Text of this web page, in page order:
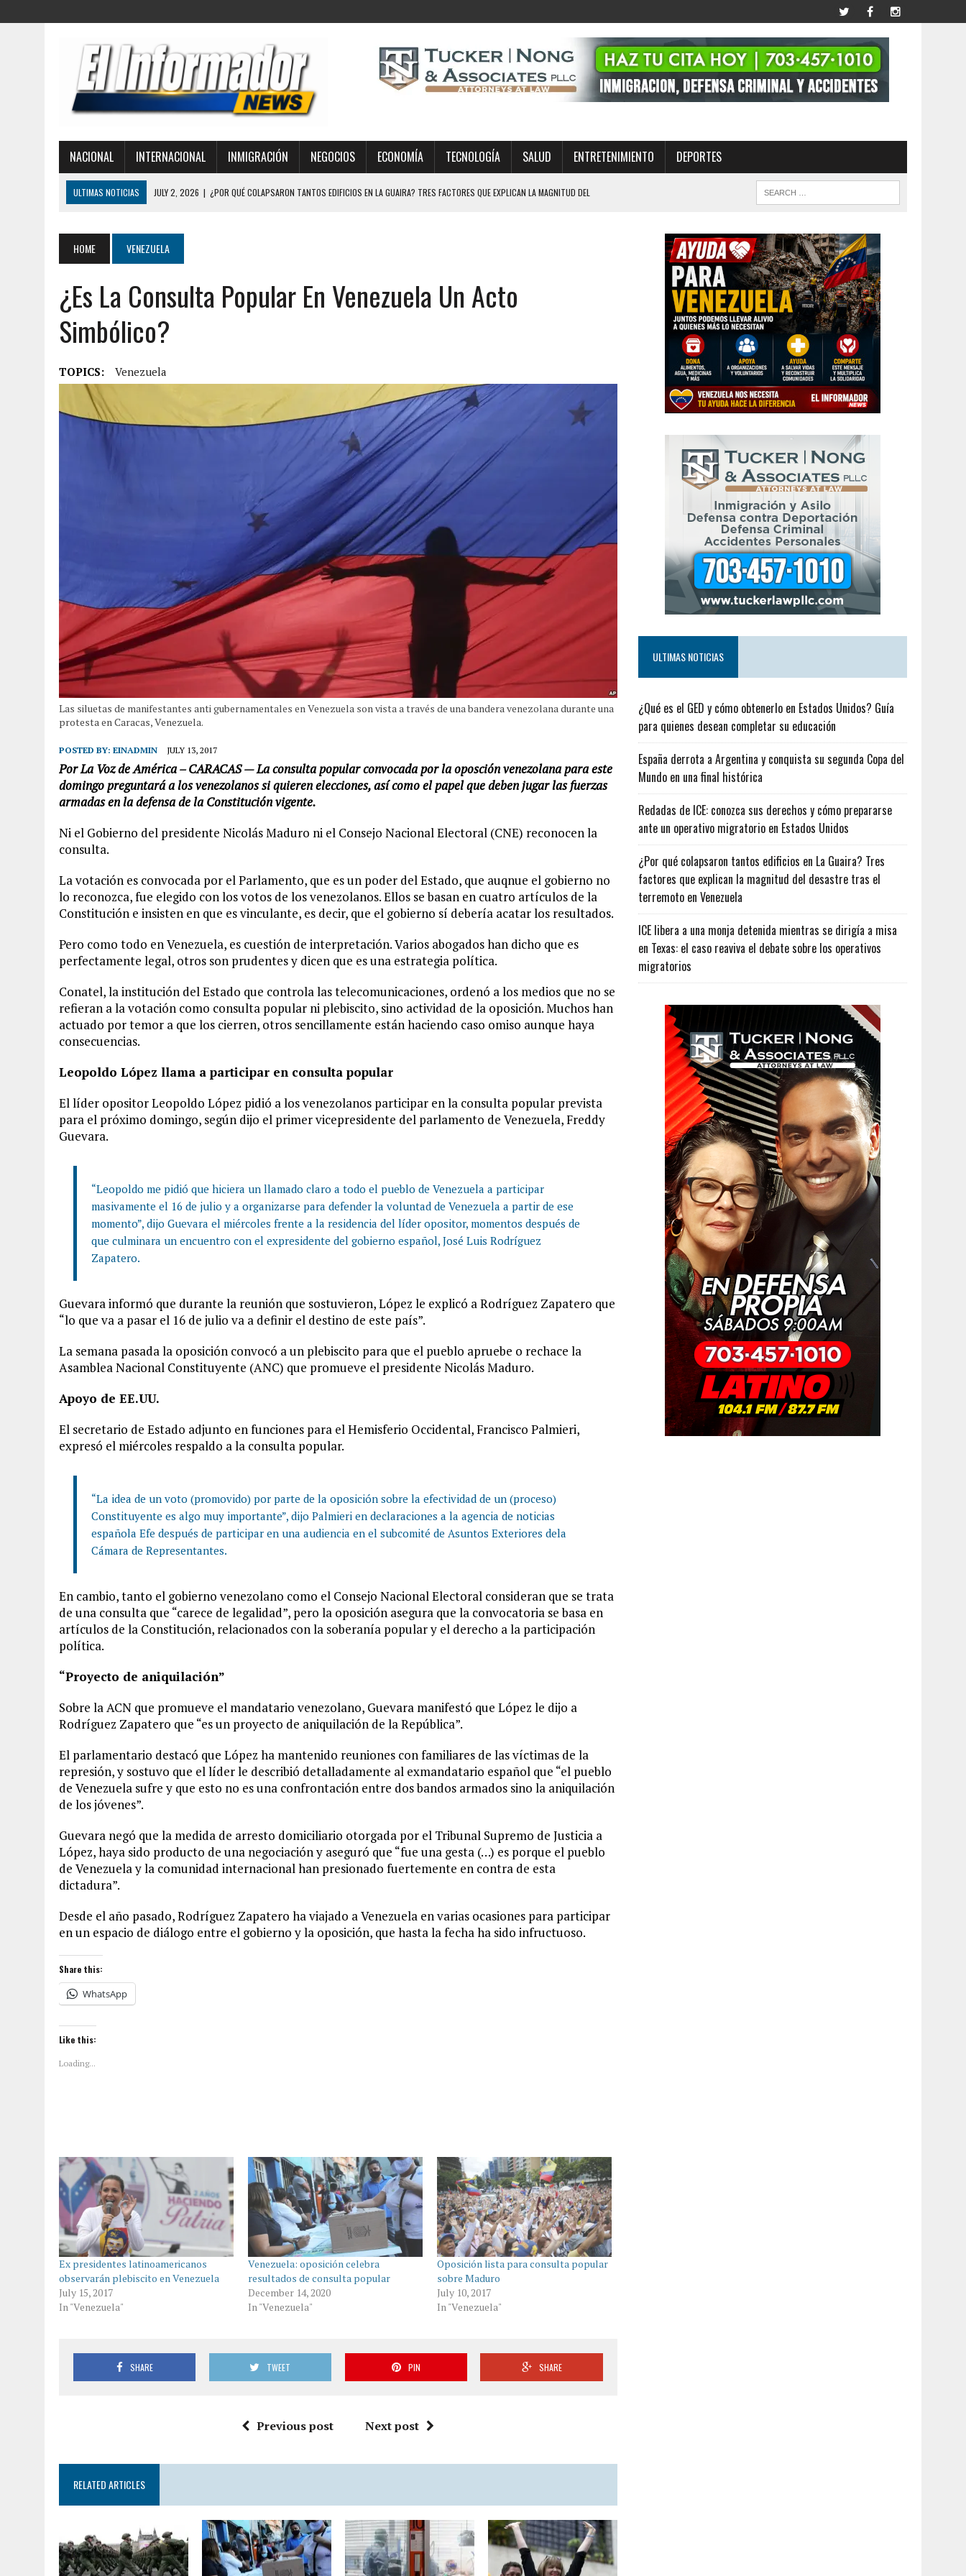
NACIONAL INTERNACIONAL INMIGRACIÓN NEGOCIOS ECONOMÍA TECNOLOGÍA SALUD ENTRETENIMIENTO DEPORTES
ULTIMAS NOTICIAS JULY 2, 2026 | ¿POR QUÉ COLAPSARON TANTOS EDIFICIOS EN LA GUAIRA? TRES FACTORES QUE EXPLICAN LA MAGNITUD DEL
MIGRATORIOS
JULY 1, 2026
LA CORTE SUPREMA REAFIRMA LA CIUDADANÍA POR NACIMIENTO EN ESTADOS UNIDOS: QUÉ SIGNIFICA EL FALLO PARA MILLONES DE
FAMILIAS INMIGRANTES
JULY 28, 2026
¿QUÉ ES EL GED Y CÓMO OBTENERLO EN ESTADOS UNIDOS? GUÍA PARA QUIENES DESEAN COMPLETAR SU EDUCACIÓN
JULY 20, 2026 | REDADAS DE ICE: CONOZCA SUS DERECHOS Y CÓMO PREPARARSE ANTE UN OPERATIVO MIGRATORIO EN ESTADOS UNIDOS
HOME VENEZUELA
¿Es La Consulta Popular En Venezuela Un Acto
Simbólico?
TOPICS: Venezuela
Las siluetas de manifestantes anti gubernamentales en Venezuela son vista a través de una bandera venezolana durante una
protesta en Caracas, Venezuela.
POSTED BY: EINADMIN JULY 13, 2017
Por La Voz de América – CARACAS —La consulta popular convocada por la oposción venezolana para este
domingo preguntará a los venezolanos si quieren elecciones, así como el papel que deben jugar las fuerzas
armadas en la defensa de la Constitución vigente.
Ni el Gobierno del presidente Nicolás Maduro ni el Consejo Nacional Electoral (CNE) reconocen la
consulta.
La votación es convocada por el Parlamento, que es un poder del Estado, que auqnue el gobierno no
lo reconozca, fue elegido con los votos de los venezolanos. Ellos se basan en cuatro artículos de la
Constitución e insisten en que es vinculante, es decir, que el gobierno sí debería acatar los resultados.
Pero como todo en Venezuela, es cuestión de interpretación. Varios abogados han dicho que es
perfectamente legal, otros son prudentes y dicen que es una estrategia política.
Conatel, la institución del Estado que controla las telecomunicaciones, ordenó a los medios que no se
refieran a la votación como consulta popular ni plebiscito, sino actividad de la oposición. Muchos han
actuado por temor a que los cierren, otros sencillamente están haciendo caso omiso aunque haya
consecuencias.
Leopoldo López llama a participar en consulta popular
El líder opositor Leopoldo López pidió a los venezolanos participar en la consulta popular prevista
para el próximo domingo, según dijo el primer vicepresidente del parlamento de Venezuela, Freddy
Guevara.
“Leopoldo me pidió que hiciera un llamado claro a todo el pueblo de Venezuela a participar
masivamente el 16 de julio y a organizarse para defender la voluntad de Venezuela a partir de ese
momento”, dijo Guevara el miércoles frente a la residencia del líder opositor, momentos después de
que culminara un encuentro con el expresidente del gobierno español, José Luis Rodríguez
Zapatero.
Guevara informó que durante la reunión que sostuvieron, López le explicó a Rodríguez Zapatero que
“lo que va a pasar el 16 de julio va a definir el destino de este país”.
La semana pasada la oposición convocó a un plebiscito para que el pueblo apruebe o rechace la
Asamblea Nacional Constituyente (ANC) que promueve el presidente Nicolás Maduro.
Apoyo de EE.UU.
El secretario de Estado adjunto en funciones para el Hemisferio Occidental, Francisco Palmieri,
expresó el miércoles respaldo a la consulta popular.
“La idea de un voto (promovido) por parte de la oposición sobre la efectividad de un (proceso)
Constituyente es algo muy importante”, dijo Palmieri en declaraciones a la agencia de noticias
española Efe después de participar en una audiencia en el subcomité de Asuntos Exteriores dela
Cámara de Representantes.
En cambio, tanto el gobierno venezolano como el Consejo Nacional Electoral consideran que se trata
de una consulta que “carece de legalidad”, pero la oposición asegura que la convocatoria se basa en
artículos de la Constitución, relacionados con la soberanía popular y el derecho a la participación
política.
“Proyecto de aniquilación”
Sobre la ACN que promueve el mandatario venezolano, Guevara manifestó que López le dijo a
Rodríguez Zapatero que “es un proyecto de aniquilación de la República”.
El parlamentario destacó que López ha mantenido reuniones con familiares de las víctimas de la
represión, y sostuvo que el líder le describió detalladamente al exmandatario español que “el pueblo
de Venezuela sufre y que esto no es una confrontación entre dos bandos armados sino la aniquilación
de los jóvenes”.
Guevara negó que la medida de arresto domiciliario otorgada por el Tribunal Supremo de Justicia a
López, haya sido producto de una negociación y aseguró que “fue una gesta (…) es porque el pueblo
de Venezuela y la comunidad internacional han presionado fuertemente en contra de esta
dictadura”.
Desde el año pasado, Rodríguez Zapatero ha viajado a Venezuela en varias ocasiones para participar
en un espacio de diálogo entre el gobierno y la oposición, que hasta la fecha ha sido infructuoso.
Share this:
WhatsApp
Like this:
Loading...
Ex presidentes latinoamericanos
observarán plebiscito en Venezuela
July 15, 2017
In "Venezuela"
Venezuela: oposición celebra
resultados de consulta popular
December 14, 2020
In "Venezuela"
Oposición lista para consulta popular
sobre Maduro
July 10, 2017
In "Venezuela"
SHARE TWEET PIN SHARE
Previous post Next post
RELATED ARTICLES
ULTIMAS NOTICIAS
¿Qué es el GED y cómo obtenerlo en Estados Unidos? Guía
para quienes desean completar su educación
España derrota a Argentina y conquista su segunda Copa del
Mundo en una final histórica
Redadas de ICE: conozca sus derechos y cómo prepararse
ante un operativo migratorio en Estados Unidos
¿Por qué colapsaron tantos edificios en La Guaira? Tres
factores que explican la magnitud del desastre tras el
terremoto en Venezuela
ICE libera a una monja detenida mientras se dirigía a misa
en Texas: el caso reaviva el debate sobre los operativos
migratorios